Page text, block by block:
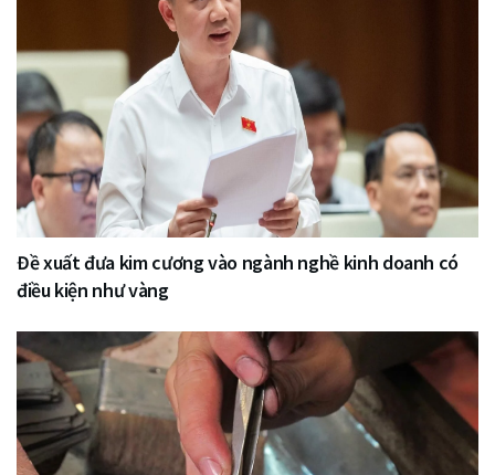
Đề xuất đưa kim cương vào ngành nghề kinh doanh có
điều kiện như vàng